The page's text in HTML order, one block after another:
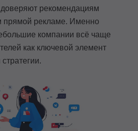
рекомендациям
прямой рекламе. Именно
компании всё чаще
как ключевой элемент